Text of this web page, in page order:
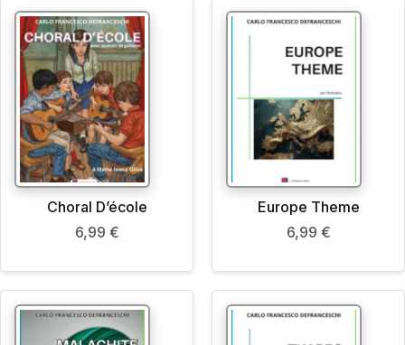
Choral D’école
6,99 €
Europe Theme
6,99 €